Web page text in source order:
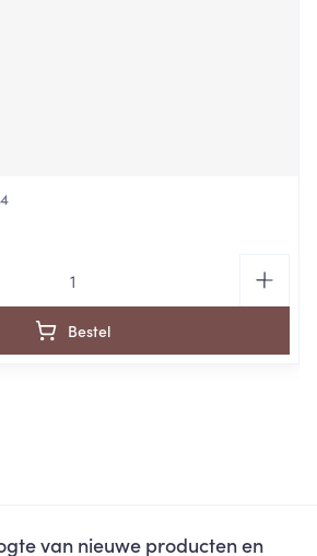
Bestel
van nieuwe producten en